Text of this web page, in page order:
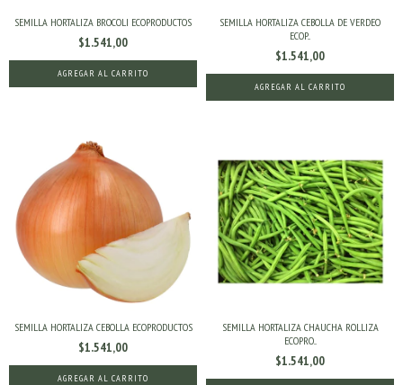
SEMILLA HORTALIZA BROCOLI ECOPRODUCTOS
$1.541,00
SEMILLA HORTALIZA CEBOLLA DE VERDEO
ECOP...
$1.541,00
SEMILLA HORTALIZA CEBOLLA ECOPRODUCTOS
$1.541,00
SEMILLA HORTALIZA CHAUCHA ROLLIZA
ECOPRO...
$1.541,00